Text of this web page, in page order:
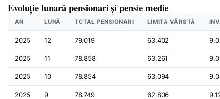
Evoluție lunară pensionari și pensie medie
AN LUNĂ TOTAL PENSIONARI LIMITĂ VÂRSTĂ
2025 12 79.019 63.402
2025 11 78.858 63.261
2025 10 78.854 63.094
2025 9 78.749 62.806